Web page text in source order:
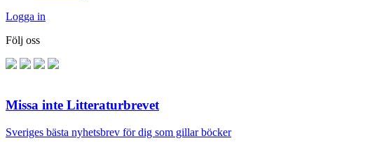
Logga in
Följ oss
Missa inte Litteraturbrevet
Sveriges bästa nyhetsbrev för dig som gillar böcker